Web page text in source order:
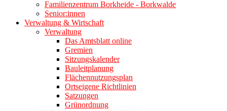
Familienzentrum Borkheide - Borkwalde
Senior:innen
Verwaltung & Wirtschaft
Verwaltung
Das Amtsblatt online
Gremien
Sitzungskalender
Bauleitplanung
Flächennutzungsplan
Ortseigene Richtlinien
Satzungen
Grünordnung